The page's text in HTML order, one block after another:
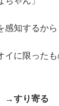
感知するか
イに限ったも
→すり寄る